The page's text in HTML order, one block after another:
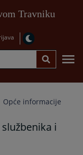
Travniku
Opće informacije
i